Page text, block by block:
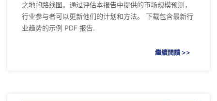
之地的路线图。通过评估本报告中提供的市场规模预测，
行业参与者可以更新他们的计划和方法。 下载包含最新行
业趋势的示例 PDF 报告.
繼續閱讀 >>